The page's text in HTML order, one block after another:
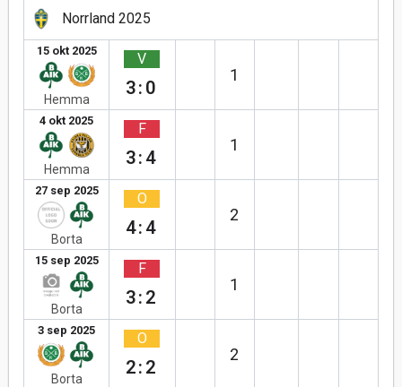
Norrland 2025
15 okt 2025
Hemma
V
3:0
1
4 okt 2025
Hemma
F
3:4
1
27 sep 2025
Borta
O
4:4
2
15 sep 2025
Borta
F
3:2
1
3 sep 2025
Borta
O
2:2
2